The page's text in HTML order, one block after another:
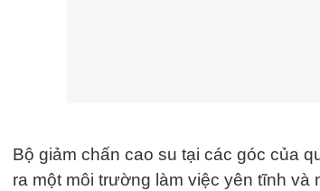
Bộ giảm chấn cao su tại các góc của
ra một môi trường làm việc yên tĩnh